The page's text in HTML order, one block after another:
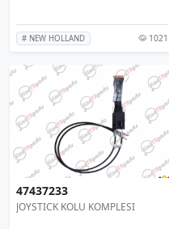
# NEW HOLLAND 1021
47437233
JOYSTICK KOLU KOMPLESI